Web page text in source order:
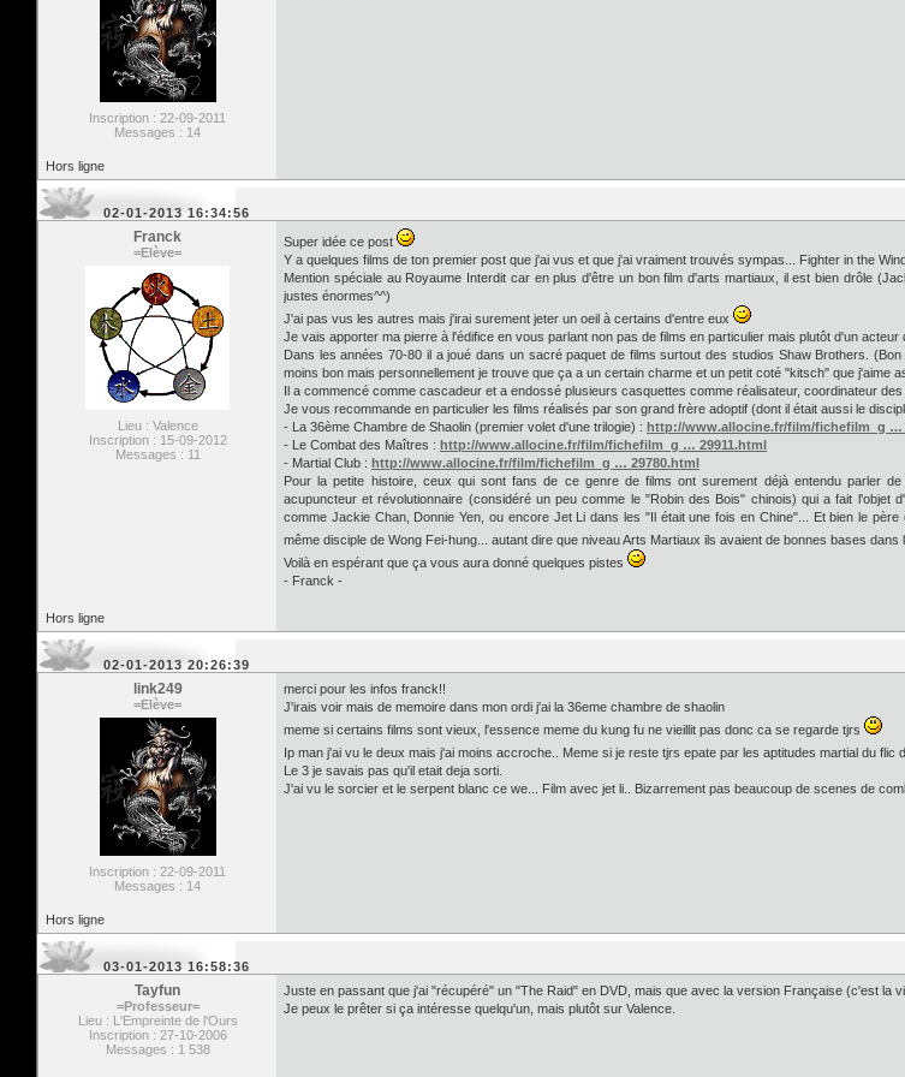
Inscription : 22-09-2011
Messages : 14
Hors ligne
02-01-2013 16:34:56
Franck
=Elève=
Lieu : Valence
Inscription : 15-09-2012
Messages : 11
Super idée ce post
Y a quelques films de ton premier post que j'ai vus et que j'ai vraiment trouvés sympas... Fighter in the
Mention spéciale au Royaume Interdit car en plus d'être un bon film d'arts martiaux, il est bien drôle
justes énormes^^)
J'ai pas vus les autres mais j'irai surement jeter un oeil à certains d'entre eux
Je vais apporter ma pierre à l'édifice en vous parlant non pas de films en particulier mais plutôt d'un acteur
Dans les années 70-80 il a joué dans un sacré paquet de films surtout des studios Shaw Brothers.
moins bon mais personnellement je trouve que ça a un certain charme et un petit coté "kitsch" que j'aime
Il a commencé comme cascadeur et a endossé plusieurs casquettes comme réalisateur, coordinateur des
Je vous recommande en particulier les films réalisés par son grand frère adoptif (dont il était aussi le
- La 36ème Chambre de Shaolin (premier volet d'une trilogie) : http://www.allocine.fr/film/fichefilm_g …
- Le Combat des Maîtres : http://www.allocine.fr/film/fichefilm_g … 29911.html
- Martial Club : http://www.allocine.fr/film/fichefilm_g … 29780.html
Pour la petite histoire, ceux qui sont fans de ce genre de films ont surement déjà entendu parler
acupuncteur et révolutionnaire (considéré un peu comme le "Robin des Bois" chinois) qui a fait
comme Jackie Chan, Donnie Yen, ou encore Jet Li dans les "Il était une fois en Chine"... Et bien le
même disciple de Wong Fei-hung... autant dire que niveau Arts Martiaux ils avaient de bonnes bases dans
Voilà en espérant que ça vous aura donné quelques pistes
- Franck -
Hors ligne
02-01-2013 20:26:39
link249
=Elève=
Inscription : 22-09-2011
Messages : 14
merci pour les infos franck!!
J'irais voir mais de memoire dans mon ordi j'ai la 36eme chambre de shaolin
meme si certains films sont vieux, l'essence meme du kung fu ne vieillit pas donc ca se regarde tjrs
Ip man j'ai vu le deux mais j'ai moins accroche.. Meme si je reste tjrs epate par les aptitudes martial du flic
Le 3 je savais pas qu'il etait deja sorti.
J'ai vu le sorcier et le serpent blanc ce we... Film avec jet li.. Bizarrement pas beaucoup de scenes de
Hors ligne
03-01-2013 16:58:36
Tayfun
=Professeur=
Lieu : L'Empreinte de l'Ours
Inscription : 27-10-2006
Messages : 1 538
Juste en passant que j'ai "récupéré" un "The Raid" en DVD, mais que avec la version Française (c'est la
Je peux le prêter si ça intéresse quelqu'un, mais plutôt sur Valence.